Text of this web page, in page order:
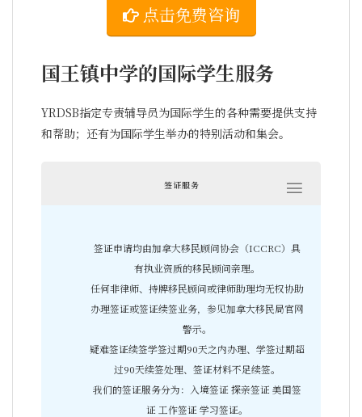
点击免费咨询
国王镇中学的国际学生服务
YRDSB指定专责辅导员为国际学生的各种需要提供支持
和帮助；还有为国际学生举办的特别活动和集会。
签证服务
签证申请均由加拿大移民顾问协会（ICCRC）具
有执业资质的移民顾问亲理。
任何非律师、持牌移民顾问或律师助理均无权协助
办理签证或签证续签业务，参见加拿大移民局官网
警示。
疑难签证续签学签过期90天之内办理、学签过期超
过90天续签处理、签证材料不足续签。
我们的签证服务分为：入境签证 探亲签证 美国签
证 工作签证 学习签证。